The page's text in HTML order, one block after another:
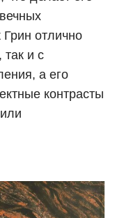
отлично
так и с
а его
контрасты